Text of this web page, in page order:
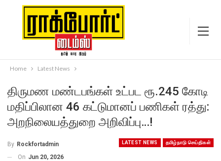
Home Latest News
திருமண மண்​டபங்​கள் உட்பட ரூ.245 கோடி
மதிப்பிலான 46 கட்டுமானப் பணிகள் ரத்து:
அறநிலையத்துறை அறிவிப்பு…!
LATEST NEWS தமிழ்நாடு செய்திகள்
By Rockfortadmin
On Jun 20, 2026